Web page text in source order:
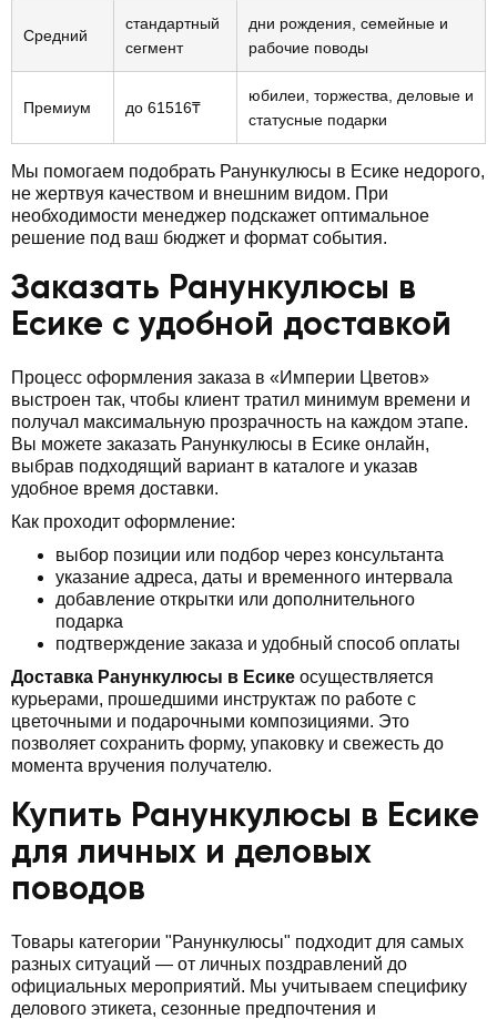
Средний
стандартный
сегмент
дни рождения, семейные и
рабочие поводы
Премиум до 61516₸
юбилеи, торжества, деловые и
статусные подарки
Мы помогаем подобрать Ранункулюсы в Есике недорого,
не жертвуя качеством и внешним видом. При
необходимости менеджер подскажет оптимальное
решение под ваш бюджет и формат события.
Заказать Ранункулюсы в
Есике с удобной доставкой
Процесс оформления заказа в «Империи Цветов»
выстроен так, чтобы клиент тратил минимум времени и
получал максимальную прозрачность на каждом этапе.
Вы можете заказать Ранункулюсы в Есике онлайн,
выбрав подходящий вариант в каталоге и указав
удобное время доставки.
Как проходит оформление:
выбор позиции или подбор через консультанта
указание адреса, даты и временного интервала
добавление открытки или дополнительного
подарка
подтверждение заказа и удобный способ оплаты
Доставка Ранункулюсы в Есике осуществляется
курьерами, прошедшими инструктаж по работе с
цветочными и подарочными композициями. Это
позволяет сохранить форму, упаковку и свежесть до
момента вручения получателю.
Купить Ранункулюсы в Есике
для личных и деловых
поводов
Товары категории "Ранункулюсы" подходит для самых
разных ситуаций — от личных поздравлений до
официальных мероприятий. Мы учитываем специфику
делового этикета, сезонные предпочтения и